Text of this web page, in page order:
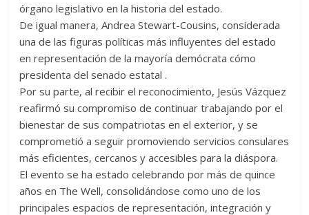
órgano legislativo en la historia del estado.
De igual manera, Andrea Stewart-Cousins, considerada
una de las figuras políticas más influyentes del estado
en representación de la mayoría demócrata cómo
presidenta del senado estatal .
Por su parte, al recibir el reconocimiento, Jesús Vázquez
reafirmó su compromiso de continuar trabajando por el
bienestar de sus compatriotas en el exterior, y se
comprometió a seguir promoviendo servicios consulares
más eficientes, cercanos y accesibles para la diáspora.
El evento se ha estado celebrando por más de quince
años en The Well, consolidándose como uno de los
principales espacios de representación, integración y